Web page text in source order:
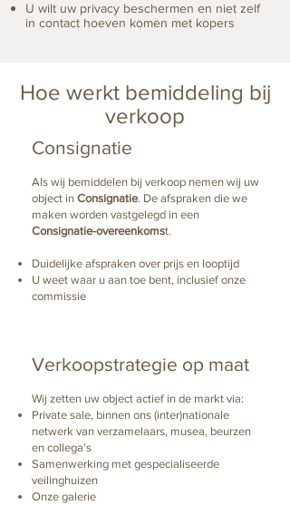
U wilt uw privacy beschermen en niet zelf
in contact hoeven komen met kopers
Hoe werkt bemiddeling bij
verkoop
Consignatie
Als wij bemiddelen bij verkoop nemen wij uw
object in Consignatie. De afspraken die we
maken worden vastgelegd in een
Consignatie-overeenkomst.
Duidelijke afspraken over prijs en looptijd
U weet waar u aan toe bent, inclusief onze
commissie
​Verkoopstrategie op maat
Wij zetten uw object actief in de markt via:
Private sale, binnen ons (inter)nationale
netwerk van verzamelaars, musea, beurzen
en collega's
Samenwerking met gespecialiseerde
veilinghuizen
Onze galerie